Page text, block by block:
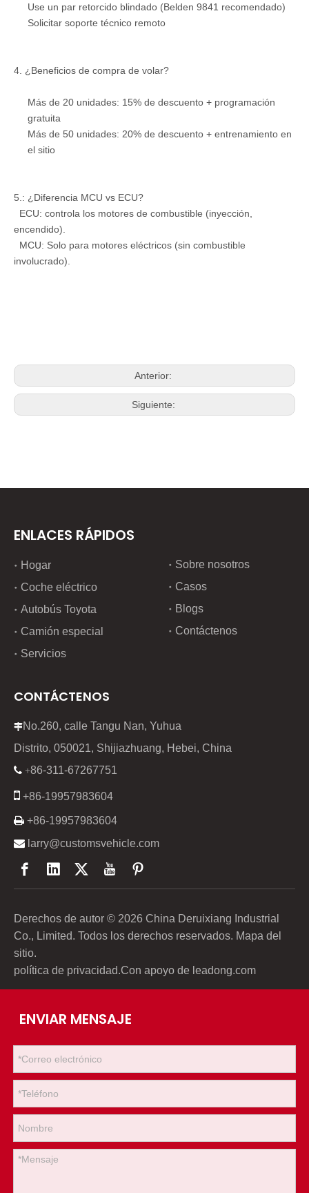
Use un par retorcido blindado (Belden 9841 recomendado)
Solicitar soporte técnico remoto
4. ¿Beneficios de compra de volar?
Más de 20 unidades: 15% de descuento + programación
gratuita
Más de 50 unidades: 20% de descuento + entrenamiento en
el sitio
5.: ¿Diferencia MCU vs ECU?
ECU: controla los motores de combustible (inyección,
encendido).
MCU: Solo para motores eléctricos (sin combustible
involucrado).
Anterior:
Siguiente:
ENLACES RÁPIDOS
Hogar
Coche eléctrico
Autobús Toyota
Camión especial
Servicios
Sobre nosotros
Casos
Blogs
Contáctenos
CONTÁCTENOS
No.260, calle Tangu Nan, Yuhua
Distrito, 050021, Shijiazhuang, Hebei, China
 +86-311-67267751
 +86-19957983604
 +86-19957983604
 larry@customsvehicle.com
Derechos de autor © 2026 China Deruixiang Industrial
Co., Limited. Todos los derechos reservados. Mapa del
sitio.
política de privacidad.Con apoyo de leadong.com
ENVIAR MENSAJE